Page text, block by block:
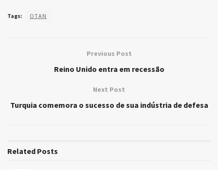
Tags: OTAN
Previous Post
Reino Unido entra em recessão
Next Post
Turquia comemora o sucesso de sua indústria de defesa
Related Posts